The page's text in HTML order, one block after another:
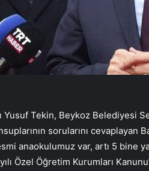
Yusuf Tekin, Beykoz Belediyesi
sorularını cevaplayan
anaokulumuz var, artı 5 bine
Özel Öğretim Kurumları